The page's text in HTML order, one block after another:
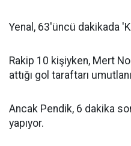
Yenal, 63'üncü dakikada
Rakip 10 kişiyken, Mert
attığı gol taraftarı
Ancak Pendik, 6 dakika
yapıyor.